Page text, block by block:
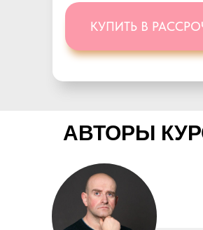
КУПИТЬ В
АВТОРЫ